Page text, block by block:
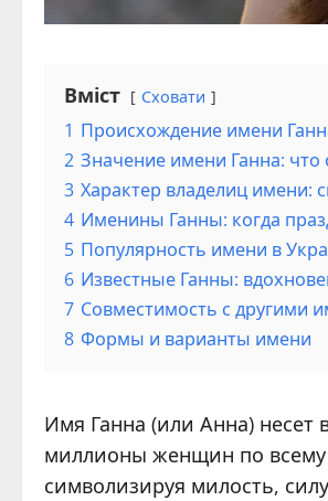
Вміст Сховати
1 Происхождение имени
2 Значение имени Ганна: что
3 Характер владелиц
4 Именины Ганны: когда
5 Популярность имени в
6 Известные Ганны:
7 Совместимость с другими
8 Формы и варианты имени
Имя Ганна (или Анна) несет
миллионы женщин по всему
символизируя милость,